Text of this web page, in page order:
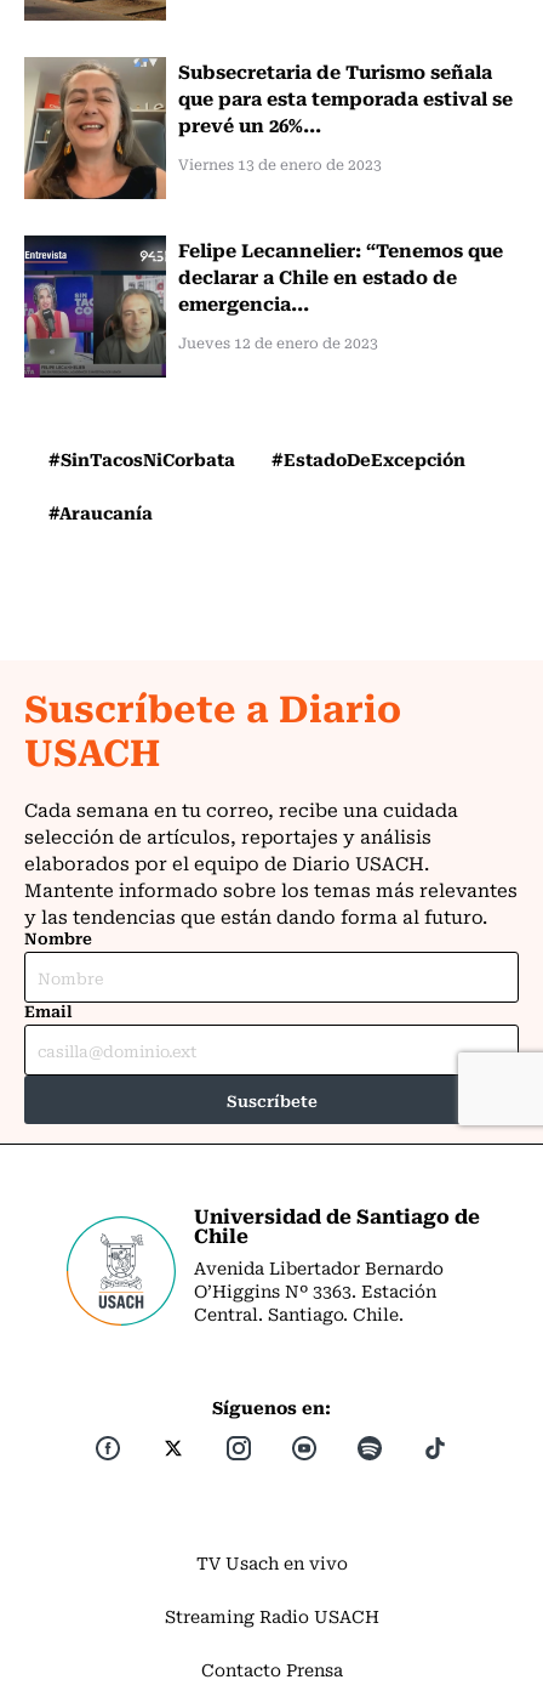
Subsecretaria de Turismo señala
que para esta temporada estival se
prevé un 26%...
Viernes 13 de enero de 2023
Felipe Lecannelier: “Tenemos que
declarar a Chile en estado de
emergencia...
Jueves 12 de enero de 2023
#SinTacosNiCorbata
#EstadoDeExcepción
#Araucanía
Universidad de Santiago de
Chile
Avenida Libertador Bernardo
O’Higgins Nº 3363. Estación
Central. Santiago. Chile.
Síguenos en:
TV Usach en vivo
Streaming Radio USACH
Contacto Prensa